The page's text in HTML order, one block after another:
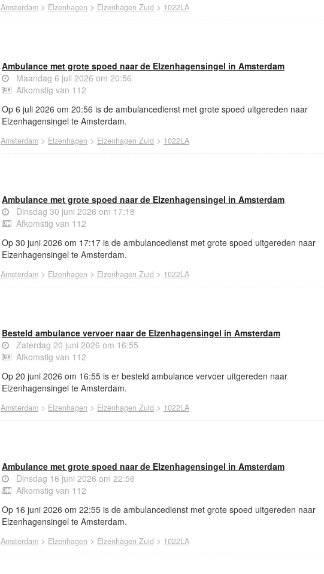
Amsterdam > Elzenhagen > Elzenhagen Zuid > 1022LA
Ambulance met grote spoed naar de Elzenhagensingel in Amsterdam
Maandag 6 juli 2026 om 20:56
Afkomstig van 112
Op 6 juli 2026 om 20:56 is de ambulancedienst met grote spoed uitgereden naar
Elzenhagensingel te Amsterdam.
Amsterdam > Elzenhagen > Elzenhagen Zuid > 1022LA
Ambulance met grote spoed naar de Elzenhagensingel in Amsterdam
Dinsdag 30 juni 2026 om 17:18
Afkomstig van 112
Op 30 juni 2026 om 17:17 is de ambulancedienst met grote spoed uitgereden naar
Elzenhagensingel te Amsterdam.
Amsterdam > Elzenhagen > Elzenhagen Zuid > 1022LA
Besteld ambulance vervoer naar de Elzenhagensingel in Amsterdam
Zaterdag 20 juni 2026 om 16:55
Afkomstig van 112
Op 20 juni 2026 om 16:55 is er besteld ambulance vervoer uitgereden naar
Elzenhagensingel te Amsterdam.
Amsterdam > Elzenhagen > Elzenhagen Zuid > 1022LA
Ambulance met grote spoed naar de Elzenhagensingel in Amsterdam
Dinsdag 16 juni 2026 om 22:56
Afkomstig van 112
Op 16 juni 2026 om 22:55 is de ambulancedienst met grote spoed uitgereden naar
Elzenhagensingel te Amsterdam.
Amsterdam > Elzenhagen > Elzenhagen Zuid > 1022LA